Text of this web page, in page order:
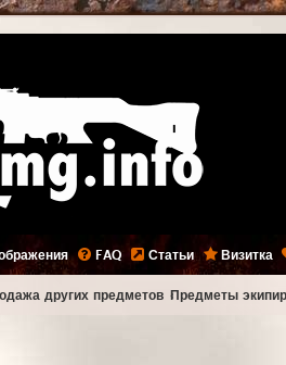
FAQ Статьи Визитка
других предметов Предметы